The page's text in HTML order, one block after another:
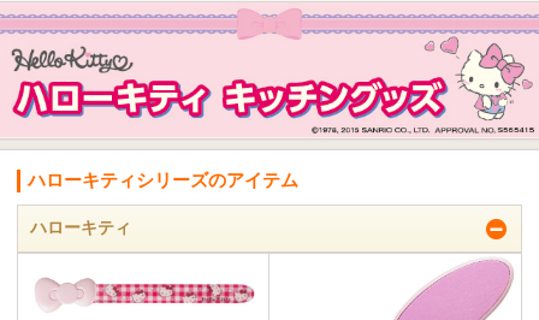
ハローキティシリーズのアイテム
ハローキティ